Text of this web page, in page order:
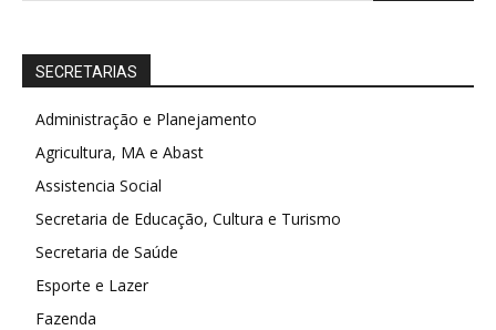
SECRETARIAS
Administração e Planejamento
Agricultura, MA e Abast
Assistencia Social
Secretaria de Educação, Cultura e Turismo
Secretaria de Saúde
Esporte e Lazer
Fazenda